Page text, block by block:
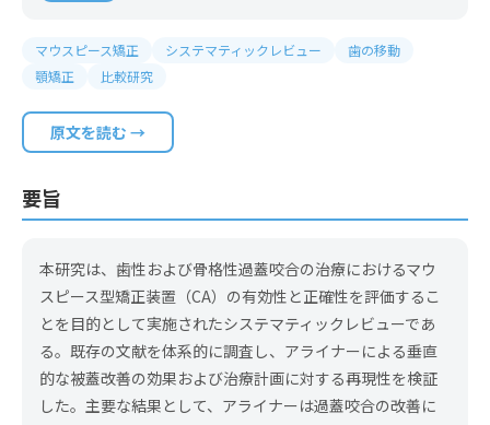
マウスピース矯正 システマティックレビュー
歯の移動
顎矯正
比較研究
原文を読む →
要旨
本研究は、歯性および骨格性過蓋咬合の治療におけるマウ
スピース型矯正装置（CA）の有効性と正確性を評価するこ
とを目的として実施されたシステマティックレビューであ
る。既存の文献を体系的に調査し、アライナーによる垂直
的な被蓋改善の効果および治療計画に対する再現性を検証
した。主要な結果として、アライナーは過蓋咬合の改善に